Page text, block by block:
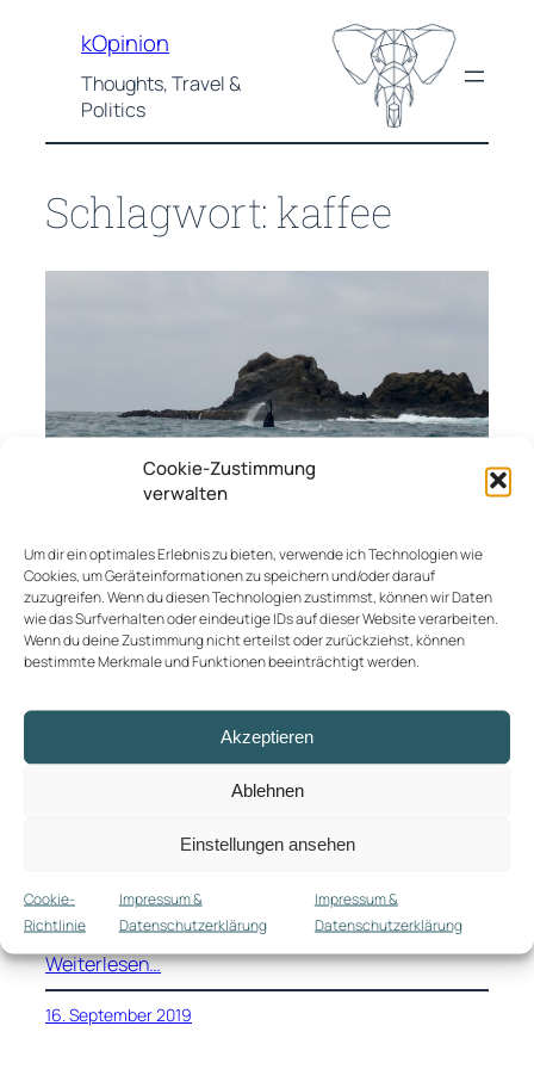
Cookie-Zustimmung
verwalten
Um dir ein optimales Erlebnis zu bieten, verwende ich Technologien wie
Cookies, um Geräteinformationen zu speichern und/oder darauf
zuzugreifen. Wenn du diesen Technologien zustimmst, können wir Daten
wie das Surfverhalten oder eindeutige IDs auf dieser Website verarbeiten.
Wenn du deine Zustimmung nicht erteilst oder zurückziehst, können
bestimmte Merkmale und Funktionen beeinträchtigt werden.
Akzeptieren
Ablehnen
Einstellungen ansehen
Cookie-
Richtlinie
Impressum &
Datenschutzerklärung
Impressum &
Datenschutzerklärung
springen
kOpinion
Thoughts, Travel &
Politics
Schlagwort: kaffee
Vom Hochland an die
Pazifikküste
So schön die Eindrücke von Medellín auch gewesen
waren, so sehr freuten wir uns doch auf unseren
etwas ländlicheren nächsten Stop, das kleine
Städtchen Salento im kolumbianischen
nach Armenia brauchte der Überlandbus etwa
sieben Stunden. Sieben Stunden, in den eigentlich
kein Straßenabschnitt so richtig gerade sein
mochte, sehr
Weiterlesen…
16. September 2019